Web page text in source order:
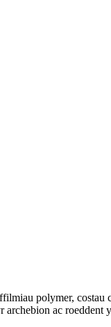
polymer, costau
ac roeddent